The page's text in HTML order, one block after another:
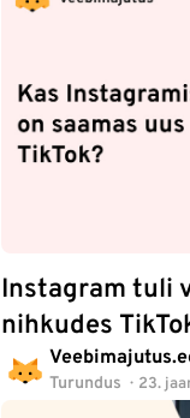
Instagram tuli
nihkudes
Turundus 23.